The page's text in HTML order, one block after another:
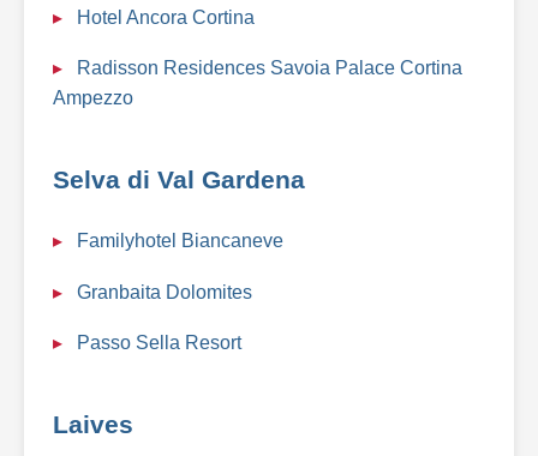
Hotel Ancora Cortina
Radisson Residences Savoia Palace Cortina
Ampezzo
Selva di Val Gardena
Familyhotel Biancaneve
Granbaita Dolomites
Passo Sella Resort
Laives